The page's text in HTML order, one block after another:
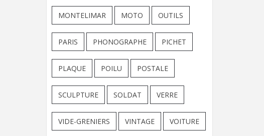
MONTELIMAR MOTO OUTILS
PARIS PHONOGRAPHE PICHET
PLAQUE POILU POSTALE
SCULPTURE SOLDAT VERRE
VIDE-GRENIERS VINTAGE VOITURE